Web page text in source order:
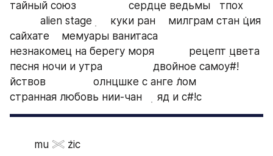
тайный союз     ᅠ         сердце ведьмы   тпох
ㅤㅤㅤ         ㅤㅤ alien stage ࣭     куки ран ᅠмилграм cтан ݁ция
сайхате    мемуары ванитаса          ᅠ
незнакомец на берегу моря    ᅠ ᅠрецепт ࣭цвета
песня ночи и утра    ᅠ ᅠ ᅠ двойное самоу#!
йствов   ᅠ ᅠ ᅠ олнцшке с анге ݁лом   ㅤㅤㅤ     ㅤㅤㅤ
странная любовь нии-чан   ࣭  яд и с#!c
ㅤ        ㅤㅤmu 𓏵 ݁zic